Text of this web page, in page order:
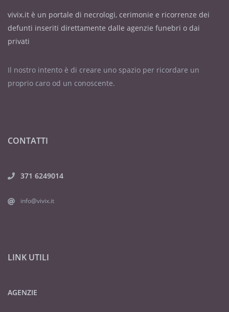
vivix.it è un portale di necrologi, cerimonie e ricorrenze dei
defunti inseriti direttamente dalle agenzie funebri o dai
privati
Il nostro intento è di creare uno spazio per ricordare un
proprio caro od un conoscente.
CONTATTI
371 6249014
info@vivix.it
LINK UTILI
AGENZIE